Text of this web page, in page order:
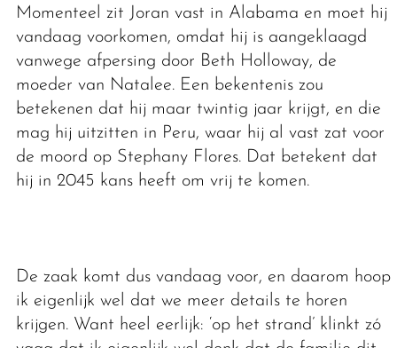
Momenteel zit Joran vast in Alabama en moet hij
vandaag voorkomen, omdat hij is aangeklaagd
vanwege afpersing door Beth Holloway, de
moeder van Natalee. Een bekentenis zou
betekenen dat hij maar twintig jaar krijgt, en die
mag hij uitzitten in Peru, waar hij al vast zat voor
de moord op Stephany Flores. Dat betekent dat
hij in 2045 kans heeft om vrij te komen.
De zaak komt dus vandaag voor, en daarom hoop
ik eigenlijk wel dat we meer details te horen
krijgen. Want heel eerlijk: ‘op het strand’ klinkt zó